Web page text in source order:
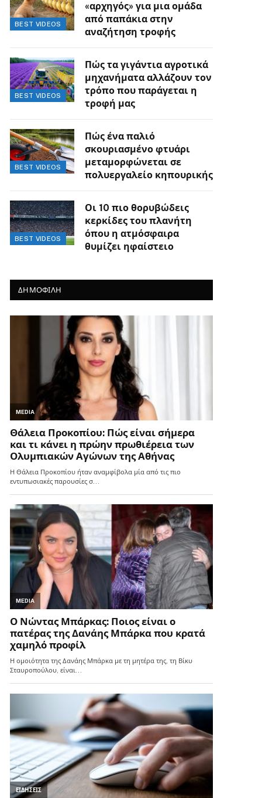
BEST VIDEOS
«αρχηγός» για μια ομάδα
από παπάκια στην
αναζήτηση τροφής
BEST VIDEOS
Πώς τα γιγάντια αγροτικά
μηχανήματα αλλάζουν τον
τρόπο που παράγεται η
τροφή μας
BEST VIDEOS
Πώς ένα παλιό
σκουριασμένο φτυάρι
μεταμορφώνεται σε
πολυεργαλείο κηπουρικής
BEST VIDEOS
Οι 10 πιο θορυβώδεις
κερκίδες του πλανήτη
όπου η ατμόσφαιρα
θυμίζει ηφαίστειο
ΔΗΜΟΦΙΛΗ